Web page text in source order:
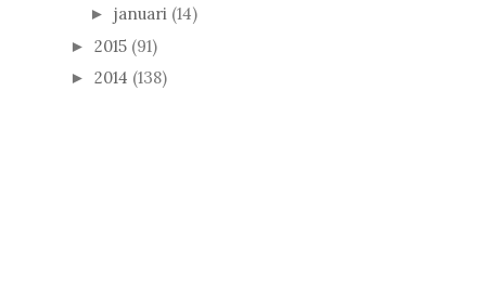
► januari (14)
► 2015 (91)
► 2014 (138)